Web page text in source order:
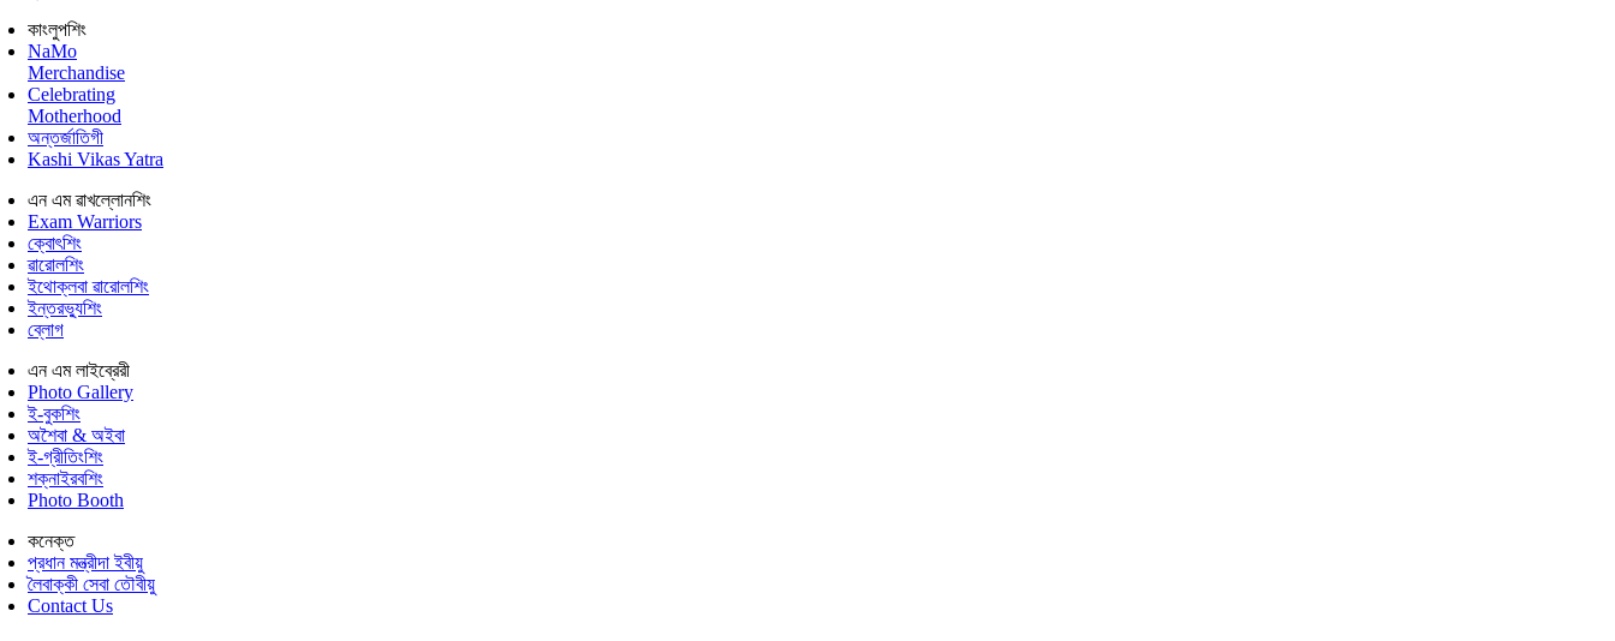
কাংলুপশিং
NaMo
Merchandise
Celebrating
Motherhood
অন্তর্জাতিগী
Kashi Vikas Yatra
এন এম ৱাখল্লোনশিং
Exam Warriors
ক্বোৎশিং
ৱারোলশিং
ইথোক্লবা ৱারোলশিং
ইন্তরভ্যুশিং
ব্লোগ
এন এম লাইব্রেরী
Photo Gallery
ই-বুকশিং
অশৈবা & অইবা
ই-গ্রীতিংশিং
শক্নাইরবশিং
Photo Booth
কনেক্ত
প্রধান মন্ত্রীদা ইবীয়ু
লৈবাক্কী সেবা তৌবীয়ু
Contact Us